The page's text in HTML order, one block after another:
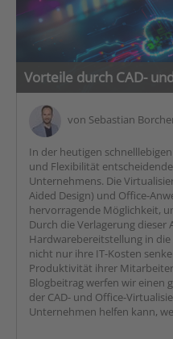
Vorteile durch CAD-
von Sebastian
In der heutigen
und Flexibilität
Unternehmens. Die
Aided Design) und Office-
hervorragende Möglichkeit,
Durch die Verlagerung
Hardwarebereitstellung in
nicht nur ihre IT-Kosten
Produktivität ihrer
Blogbeitrag werfen wir einen
der CAD- und Office-
Unternehmen helfen kann,